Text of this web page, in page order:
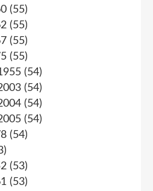
(55)
(55)
(55)
(55)
(54)
(54)
(54)
(54)
(54)
(53)
(53)